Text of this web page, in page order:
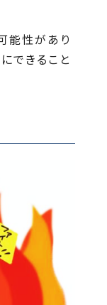
能性があり
できること